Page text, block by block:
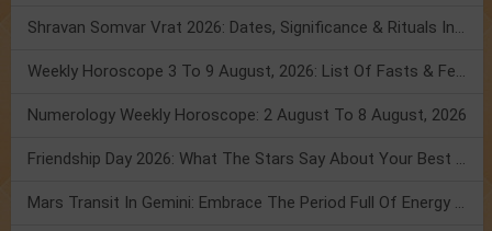
Shravan Somvar Vrat 2026: Dates, Significance & Rituals In August
Weekly Horoscope 3 To 9 August, 2026: List Of Fasts & Festivals
Numerology Weekly Horoscope: 2 August To 8 August, 2026
Friendship Day 2026: What The Stars Say About Your Best Friend!
Mars Transit In Gemini: Embrace The Period Full Of Energy & Intelligence